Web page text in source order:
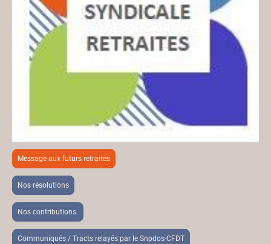
Message aux futurs retraités
Nos résolutions
Nos contributions
Communiqués / Tracts relayés par le Snpdos-CFDT